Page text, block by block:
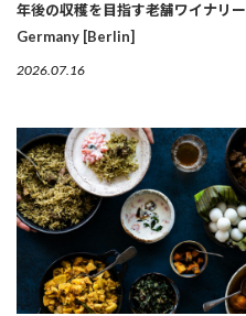
年後の収穫を目指す老舗ワイナリー
Germany [Berlin]
2026.07.16